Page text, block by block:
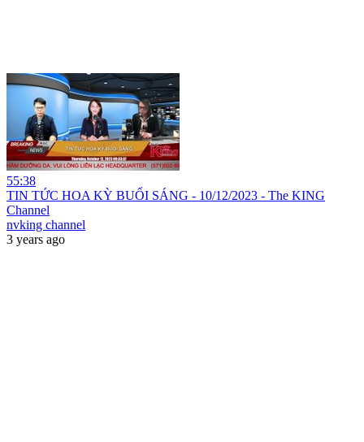
55:38
TIN TỨC HOA KỲ BUỔI SÁNG - 10/12/2023 - The KING
Channel
nvking channel
3 years ago